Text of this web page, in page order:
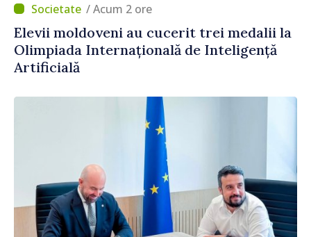
/ Acum 2 ore
Elevii moldoveni au cucerit trei medalii la
Olimpiada Internațională de Inteligență
Artificială